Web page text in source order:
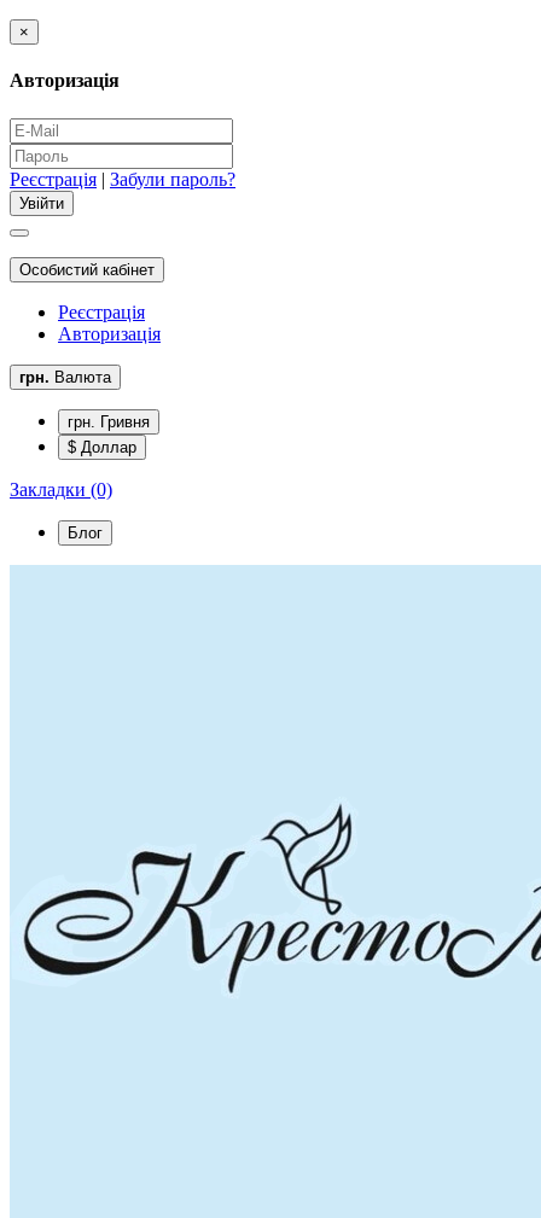
×
Авторизація
Реєстрація | Забули пароль?
Особистий кабінет
Реєстрація
Авторизація
грн. Валюта
грн. Гривня
$ Доллар
Закладки (0)
Блог